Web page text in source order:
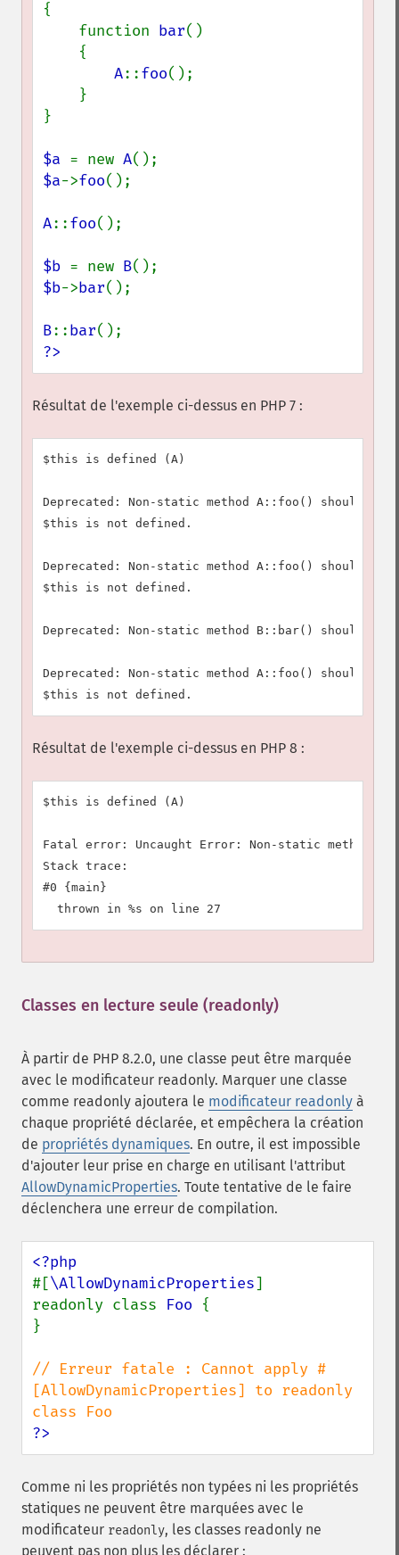
{
    function
bar()
A::foo();
}
$a = new A
$a->foo();
A::foo();
$b = new B
$b->bar();
B::bar
?>
Résultat de l'exemple ci-dessus en PHP 7 :
$this is defined (A)
Deprecated: Non-static method A::foo() should
$this is not defined.
Deprecated: Non-static method A::foo() should
$this is not defined.
Deprecated: Non-static method B::bar() should
Deprecated: Non-static method A::foo() should
Résultat de l'exemple ci-dessus en PHP 8 :
$this is defined (A)
Fatal error: Uncaught Error: Non-static method
Stack trace:
#0 {main}
Classes en lecture seule (readonly)
À partir de PHP 8.2.0, une classe peut être marquée
avec le modificateur readonly. Marquer une classe
comme readonly ajoutera le modificateur readonly à
chaque propriété déclarée, et empêchera la création
de propriétés dynamiques. En outre, il est impossible
d'ajouter leur prise en charge en utilisant l'attribut
AllowDynamicProperties. Toute tentative de le faire
déclenchera une erreur de compilation.
#[\AllowDynamicProperties]
readonly class Foo {
}
// Erreur fatale : Cannot apply #
[AllowDynamicProperties] to readonly
?>
Comme ni les propriétés non typées ni les propriétés
statiques ne peuvent être marquées avec le
modificateur readonly, les classes readonly ne
peuvent pas non plus les déclarer :